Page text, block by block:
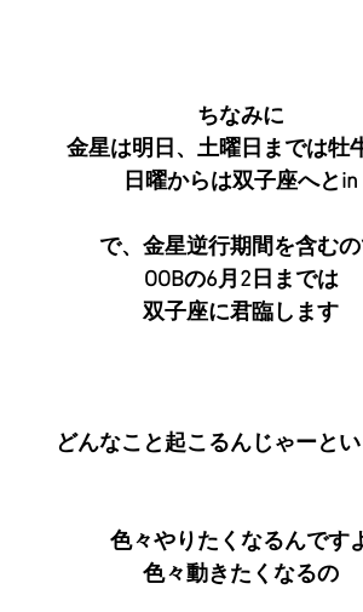
ちなみに
金星は明日、土曜日までは牡
日曜からは双子座へとin
で、金星逆行期間を含む
OOBの6月2日までは
双子座に君臨します
どんなこと起こるんじゃーと
色々やりたくなるんです
色々動きたくなるの